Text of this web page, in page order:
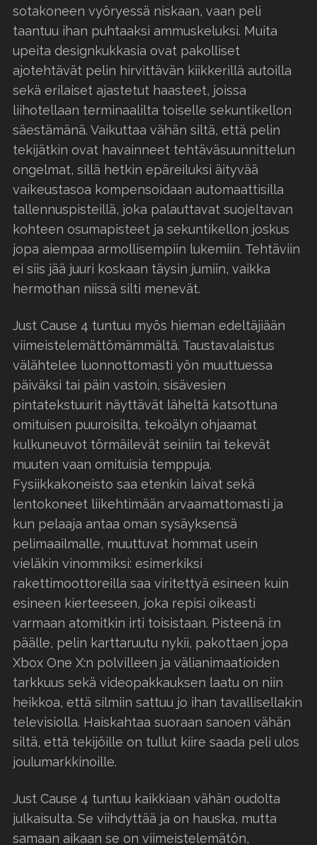
sotakoneen vyöryessä niskaan, vaan peli
taantuu ihan puhtaaksi ammuskeluksi. Muita
upeita designkukkasia ovat pakolliset
ajotehtävät pelin hirvittävän kiikkerillä autoilla
sekä erilaiset ajastetut haasteet, joissa
liihotellaan terminaalilta toiselle sekuntikellon
säestämänä. Vaikuttaa vähän siltä, että pelin
tekijätkin ovat havainneet tehtäväsuunnittelun
ongelmat, sillä hetkin epäreiluksi äityvää
vaikeustasoa kompensoidaan automaattisilla
tallennuspisteillä, joka palauttavat suojeltavan
kohteen osumapisteet ja sekuntikellon joskus
jopa aiempaa armollisempiin lukemiin. Tehtäviin
ei siis jää juuri koskaan täysin jumiin, vaikka
hermothan niissä silti menevät.
Just Cause 4 tuntuu myös hieman edeltäjiään
viimeistelemättömämmältä. Taustavalaistus
välähtelee luonnottomasti yön muuttuessa
päiväksi tai päin vastoin, sisävesien
pintatekstuurit näyttävät läheltä katsottuna
omituisen puuroisilta, tekoälyn ohjaamat
kulkuneuvot törmäilevät seiniin tai tekevät
muuten vaan omituisia temppuja.
Fysiikkakoneisto saa etenkin laivat sekä
lentokoneet liikehtimään arvaamattomasti ja
kun pelaaja antaa oman sysäyksensä
pelimaailmalle, muuttuvat hommat usein
vieläkin vinommiksi: esimerkiksi
rakettimoottoreilla saa viritettyä esineen kuin
esineen kierteeseen, joka repisi oikeasti
varmaan atomitkin irti toisistaan. Pisteenä i:n
päälle, pelin karttaruutu nykii, pakottaen jopa
Xbox One X:n polvilleen ja välianimaatioiden
tarkkuus sekä videopakkauksen laatu on niin
heikkoa, että silmiin sattuu jo ihan tavallisellakin
televisiolla. Haiskahtaa suoraan sanoen vähän
siltä, että tekijöille on tullut kiire saada peli ulos
joulumarkkinoille.
Just Cause 4 tuntuu kaikkiaan vähän oudolta
julkaisulta. Se viihdyttää ja on hauska, mutta
samaan aikaan se on viimeistelemätön,